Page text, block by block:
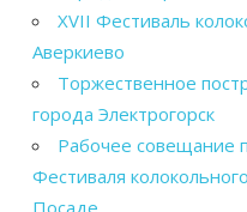
XVII Фестиваль
Аверкиево
Торжественное
города Электрогорск
Рабочее совещание
Фестиваля